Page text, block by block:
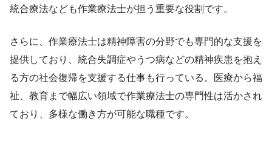
統合療法なども作業療法士が担う重要な役割です。
さらに、作業療法士は精神障害の分野でも専門的な支援を
提供しており、統合失調症やうつ病などの精神疾患を抱え
る方の社会復帰を支援する仕事も行っている。医療から福
祉、教育まで幅広い領域で作業療法士の専門性は活かされ
ており、多様な働き方が可能な職種です。